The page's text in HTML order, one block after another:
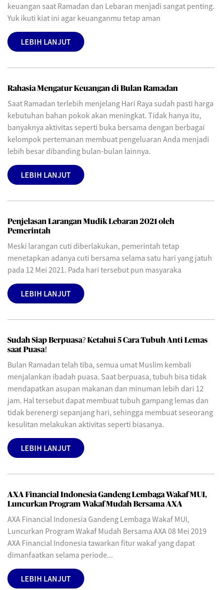
keuangan saat Ramadan dan Lebaran menjadi sangat penting.
Yuk ikuti kiat ini agar keuanganmu tetap aman
LEBIH LANJUT
Rahasia Mengatur Keuangan di Bulan Ramadan
Saat Ramadan terlebih menjelang Hari Raya sudah pasti harga
kebutuhan bahan pokok akan meningkat. Tidak hanya itu,
banyaknya aktivitas seperti buka bersama dengan berbagai
kelompok pertemanan membuat pengeluaran Anda menjadi
lebih besar dibanding bulan-bulan lainnya.
LEBIH LANJUT
Penjelasan Larangan Mudik Lebaran 2021 oleh
Pemerintah
Meski larangan cuti diberlakukan, pemerintah tetap
menetapkan adanya cuti bersama selama satu hari yang jatuh
pada 12 Mei 2021. Pada hari tersebut pun masyaraka
LEBIH LANJUT
Sudah Siap Berpuasa? Ketahui 5 Cara Tubuh Anti Lemas
saat Puasa!
Bulan Ramadan telah tiba, semua umat Muslim kembali
menjalankan ibadah puasa. Saat berpuasa, tubuh bisa tidak
mendapatkan asupan makanan dan minuman lebih dari 12
jam. Hal tersebut dapat membuat tubuh gampang lemas dan
tidak berenergi sepanjang hari, sehingga membuat seseorang
kesulitan melakukan aktivitas seperti biasanya.
LEBIH LANJUT
AXA Financial Indonesia Gandeng Lembaga Wakaf MUI,
Luncurkan Program Wakaf Mudah Bersama AXA
AXA Financial Indonesia Gandeng Lembaga Wakaf MUI,
Luncurkan Program Wakaf Mudah Bersama AXA 08 Mei 2019
AXA Financial Indonesia tawarkan fitur wakaf yang dapat
dimanfaatkan selama periode...
LEBIH LANJUT